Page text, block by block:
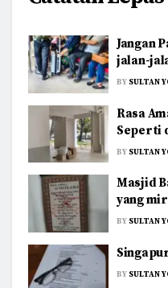
Jangan
jalan-
BY SULTAN
Rasa
Seperti
BY SULTAN
Masjid
yang
BY SULTAN
BY SULTAN